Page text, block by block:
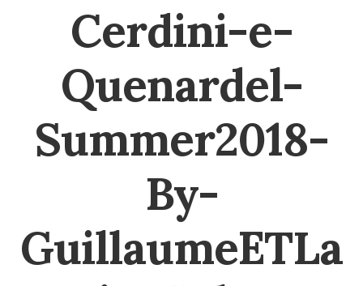
Cerdini-e-
Quenardel-
Summer2018-
By-
GuillaumeETLa